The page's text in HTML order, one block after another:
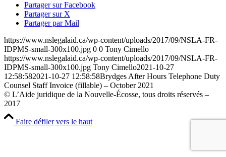
Partager sur Facebook
Partager sur X
Partager par Mail
https://www.nslegalaid.ca/wp-content/uploads/2017/09/NSLA-FR-
IDPMS-small-300x100.jpg 0 0 Tony Cimello
https://www.nslegalaid.ca/wp-content/uploads/2017/09/NSLA-FR-
IDPMS-small-300x100.jpg Tony Cimello2021-10-27
12:58:582021-10-27 12:58:58Brydges After Hours Telephone Duty
Counsel Staff Invoice (fillable) – October 2021
© L’Aide juridique de la Nouvelle-Écosse, tous droits réservés –
2017
Faire défiler vers le haut